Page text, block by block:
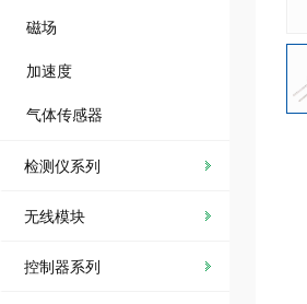
磁场
加速度
气体传感器
检测仪系列
无线模块
控制器系列